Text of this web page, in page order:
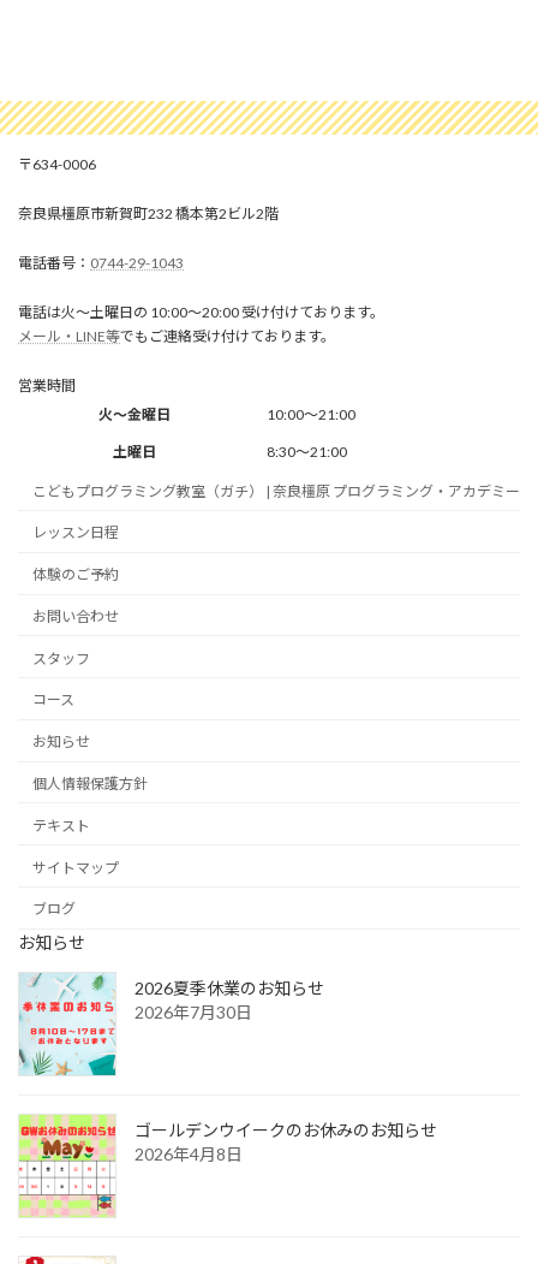
634-0006
奈良県橿原市新賀町232 橋本第2ビル2階
0744-29-1043
電話は火～土曜日の 10:00～20:00 受け付けております。
メール・LINE等でもご連絡受け付けております。
営業時間
火～金曜日
10:00～21:00
土曜日 8:30～21:00
こどもプログラミング教室（ガチ） | 奈良橿原 プログラミング・アカデミー
レッスン日程
体験のご予約
お問い合わせ
スタッフ
コース
お知らせ
個人情報保護方針
テキスト
サイトマップ
ブログ
お知らせ
2026夏季休業のお知らせ
2026年7月30日
ゴールデンウイークのお休みのお知らせ
2026年4月8日